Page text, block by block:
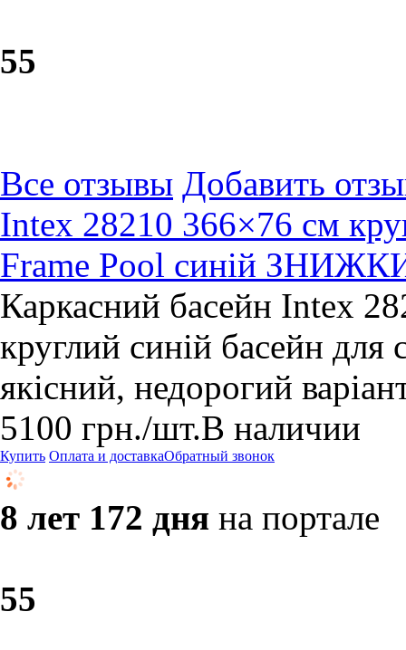
55
Все отзывы Добавить
Intex 28210 366×76 см
Frame Pool синій
Каркасний басейн Intex
круглий синій басейн для
якісний, недорогий
5100 грн./шт.В наличии
Купить Оплата и доставкаОбратный звонок
8 лет 172 дня на портале
55